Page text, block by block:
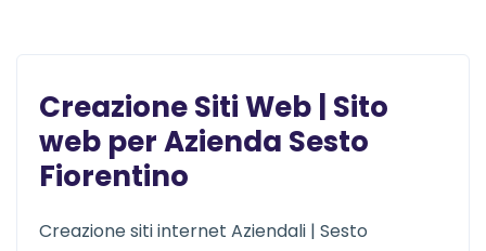
Creazione Siti Web | Sito
web per Azienda Sesto
Fiorentino
Creazione siti internet Aziendali | Sesto